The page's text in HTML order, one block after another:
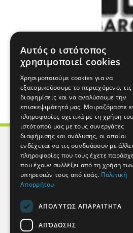
στην
Αυτός ο ιστότοπος
χρησιμοποιεί cookies
Χρησιμοποιούμε cookies για να
εξατομικεύσουμε το περιεχόμενο, τις
διαφημίσεις και να αναλύσουμε την
επισκεψιμότητά μας. Μοιραζόμαστε
πληροφορίες σχετικά με τη χρήση του
ιστότοπού μας με τους συνεργάτες
διαφήμισης και ανάλυσης, οι οποίοι
ενδέχεται να τις συνδυάσουν με
πληροφορίες που τους έχετε
που έχουν συλλέξει από τη χρήση των
υπηρεσιών τους από εσάς. Πολιτική
Απορρήτου
ΑΠΟΛΎΤΩΣ ΑΠΑΡΑΊΤΗΤΑ
ΑΠΌΔΟΣΗΣ